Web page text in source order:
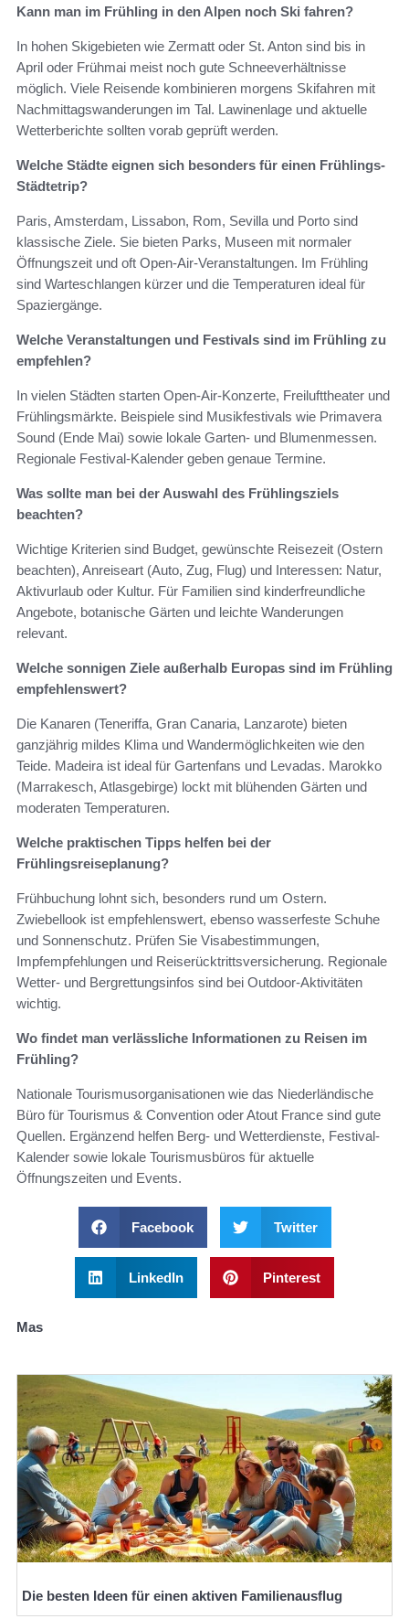
Kann man im Frühling in den Alpen noch Ski fahren?
In hohen Skigebieten wie Zermatt oder St. Anton sind bis in
April oder Frühmai meist noch gute Schneeverhältnisse
möglich. Viele Reisende kombinieren morgens Skifahren mit
Nachmittagswanderungen im Tal. Lawinenlage und aktuelle
Wetterberichte sollten vorab geprüft werden.
Welche Städte eignen sich besonders für einen Frühlings-
Städtetrip?
Paris, Amsterdam, Lissabon, Rom, Sevilla und Porto sind
klassische Ziele. Sie bieten Parks, Museen mit normaler
Öffnungszeit und oft Open-Air-Veranstaltungen. Im Frühling
sind Warteschlangen kürzer und die Temperaturen ideal für
Spaziergänge.
Welche Veranstaltungen und Festivals sind im Frühling zu
empfehlen?
In vielen Städten starten Open-Air-Konzerte, Freilufttheater und
Frühlingsmärkte. Beispiele sind Musikfestivals wie Primavera
Sound (Ende Mai) sowie lokale Garten- und Blumenmessen.
Regionale Festival-Kalender geben genaue Termine.
Was sollte man bei der Auswahl des Frühlingsziels
beachten?
Wichtige Kriterien sind Budget, gewünschte Reisezeit (Ostern
beachten), Anreiseart (Auto, Zug, Flug) und Interessen: Natur,
Aktivurlaub oder Kultur. Für Familien sind kinderfreundliche
Angebote, botanische Gärten und leichte Wanderungen
relevant.
Welche sonnigen Ziele außerhalb Europas sind im Frühling
empfehlenswert?
Die Kanaren (Teneriffa, Gran Canaria, Lanzarote) bieten
ganzjährig mildes Klima und Wandermöglichkeiten wie den
Teide. Madeira ist ideal für Gartenfans und Levadas. Marokko
(Marrakesch, Atlasgebirge) lockt mit blühenden Gärten und
moderaten Temperaturen.
Welche praktischen Tipps helfen bei der
Frühlingsreiseplanung?
Frühbuchung lohnt sich, besonders rund um Ostern.
Zwiebellook ist empfehlenswert, ebenso wasserfeste Schuhe
und Sonnenschutz. Prüfen Sie Visabestimmungen,
Impfempfehlungen und Reiserücktrittsversicherung. Regionale
Wetter- und Bergrettungsinfos sind bei Outdoor-Aktivitäten
wichtig.
Wo findet man verlässliche Informationen zu Reisen im
Frühling?
Nationale Tourismusorganisationen wie das Niederländische
Büro für Tourismus & Convention oder Atout France sind gute
Quellen. Ergänzend helfen Berg- und Wetterdienste, Festival-
Kalender sowie lokale Tourismusbüros für aktuelle
Öffnungszeiten und Events.
Facebook Twitter
LinkedIn Pinterest
Mas
Die besten Ideen für einen aktiven Familienausflug